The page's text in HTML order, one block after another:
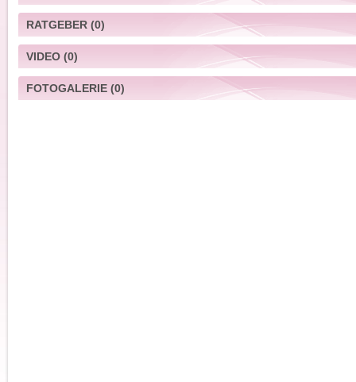
RATGEBER(0)
VIDEO(0)
FOTOGALERIE(0)